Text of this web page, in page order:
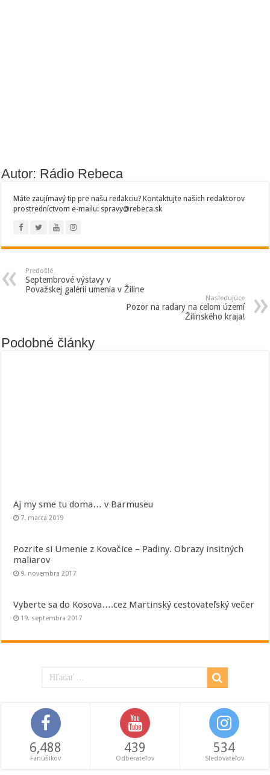
Autor: Rádio Rebeca
Máte zaujímavý tip pre našu redakciu? Kontaktujte našich redaktorov
prostredníctvom e-mailu: spravy@rebeca.sk
Predošlé
Septembrové výstavy v
Považskej galérii umenia v Žiline
Nasledujúce
Pozor na radary na celom území
Žilinského kraja!
Podobné články
Aj my sme tu doma… v Barmuseu
7. marca 2019
Pozrite si Umenie z Kovačice – Padiny. Obrazy insitných
maliarov
9. novembra 2017
Vyberte sa do Kosova….cez Martinský cestovateľský večer
19. septembra 2017
6,488
Fanúšikov
439
Odberateľov
534
Sledovateľov